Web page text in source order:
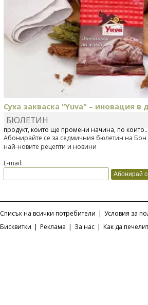
Суха закваска "Yuva" – иновация
Отскоро Лесафр България стартира
продукт, който ще промени начина, по който...
БЮЛЕТИН
Абонирайте се за седмичния бюлетин на Бон
най-новите рецепти и новини
E-mail:
Списък на всички потребители | Условия за
Бисквитки | Реклама | За нас | Как да